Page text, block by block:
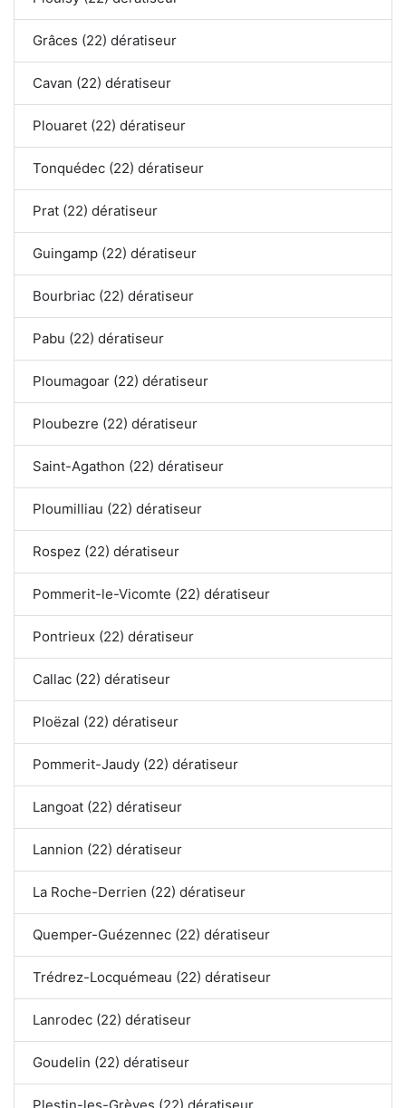
Grâces (22) dératiseur
Cavan (22) dératiseur
Plouaret (22) dératiseur
Tonquédec (22) dératiseur
Prat (22) dératiseur
Guingamp (22) dératiseur
Bourbriac (22) dératiseur
Pabu (22) dératiseur
Ploumagoar (22) dératiseur
Ploubezre (22) dératiseur
Saint-Agathon (22) dératiseur
Ploumilliau (22) dératiseur
Rospez (22) dératiseur
Pommerit-le-Vicomte (22) dératiseur
Pontrieux (22) dératiseur
Callac (22) dératiseur
Ploëzal (22) dératiseur
Pommerit-Jaudy (22) dératiseur
Langoat (22) dératiseur
Lannion (22) dératiseur
La Roche-Derrien (22) dératiseur
Quemper-Guézennec (22) dératiseur
Trédrez-Locquémeau (22) dératiseur
Lanrodec (22) dératiseur
Goudelin (22) dératiseur